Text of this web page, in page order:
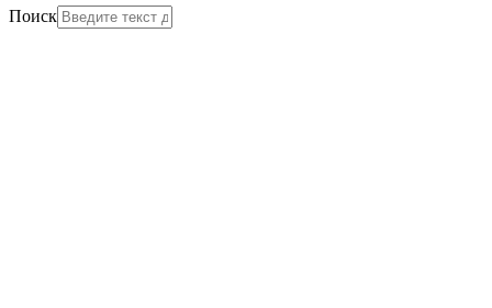
Поиск